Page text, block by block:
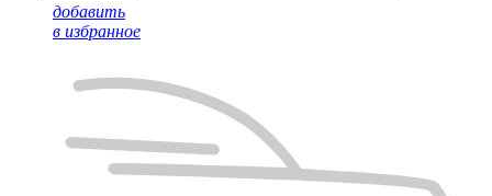
добавить
в избранное